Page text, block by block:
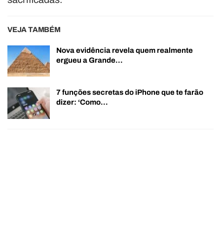
VEJA TAMBÉM
Nova evidência revela quem realmente
ergueu a Grande…
7 funções secretas do iPhone que te farão
dizer: ‘Como…